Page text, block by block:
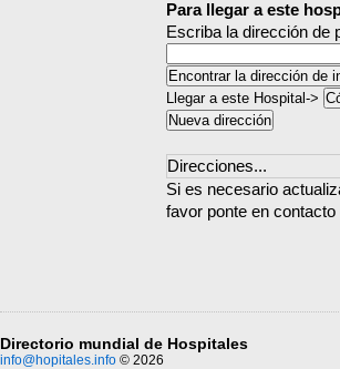
Para llegar a este
Escriba la dirección de
Llegar a este Hospital->
Direcciones...
Si es necesario
favor ponte en
Directorio mundial de Hospitales
info@hopitales.info © 2026